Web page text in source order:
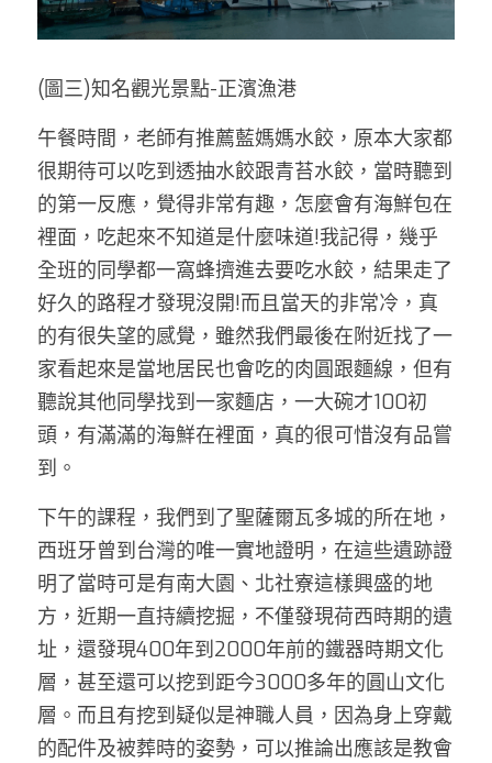
(圖三)知名觀光景點-正濱漁港
午餐時間，老師有推薦藍媽媽水餃，原本大家都
很期待可以吃到透抽水餃跟青苔水餃，當時聽到
的第一反應，覺得非常有趣，怎麼會有海鮮包在
裡面，吃起來不知道是什麼味道!我記得，幾乎
全班的同學都一窩蜂擠進去要吃水餃，結果走了
好久的路程才發現沒開!而且當天的非常冷，真
的有很失望的感覺，雖然我們最後在附近找了一
家看起來是當地居民也會吃的肉圓跟麵線，但有
聽說其他同學找到一家麵店，一大碗才100初
頭，有滿滿的海鮮在裡面，真的很可惜沒有品嘗
到。
下午的課程，我們到了聖薩爾瓦多城的所在地，
西班牙曾到台灣的唯一實地證明，在這些遺跡證
明了當時可是有南大園、北社寮這樣興盛的地
方，近期一直持續挖掘，不僅發現荷西時期的遺
址，還發現400年到2000年前的鐵器時期文化
層，甚至還可以挖到距今3000多年的圓山文化
層。而且有挖到疑似是神職人員，因為身上穿戴
的配件及被葬時的姿勢，可以推論出應該是教會